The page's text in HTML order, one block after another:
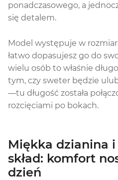
ponadczasowego, a
się detalem.
Model występuje w
łatwo dopasujesz go do
wielu osób to właśnie
tym, czy sweter będzie
—tu długość została
rozcięciami po bokach.
Miękka dzianina
skład: komfort
dzień